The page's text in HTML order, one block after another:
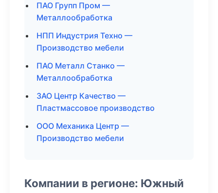
ПАО Групп Пром —
Металлообработка
НПП Индустрия Техно —
Производство мебели
ПАО Металл Станко —
Металлообработка
ЗАО Центр Качество —
Пластмассовое производство
ООО Механика Центр —
Производство мебели
Компании в регионе: Южный